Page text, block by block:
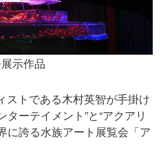
示作品
ストである木村英智が手掛け
ーテイメント”と“アクアリ
に誇る水族アート展覧会「ア